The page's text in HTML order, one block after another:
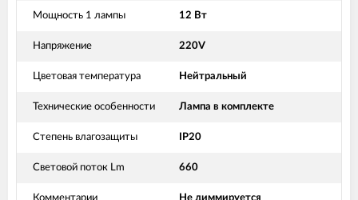
Мощность 1 лампы 12 Вт
Напряжение 220V
Цветовая температура Нейтральный
Технические особенности Лампа в комплекте
Степень влагозащиты IP20
Световой поток Lm 660